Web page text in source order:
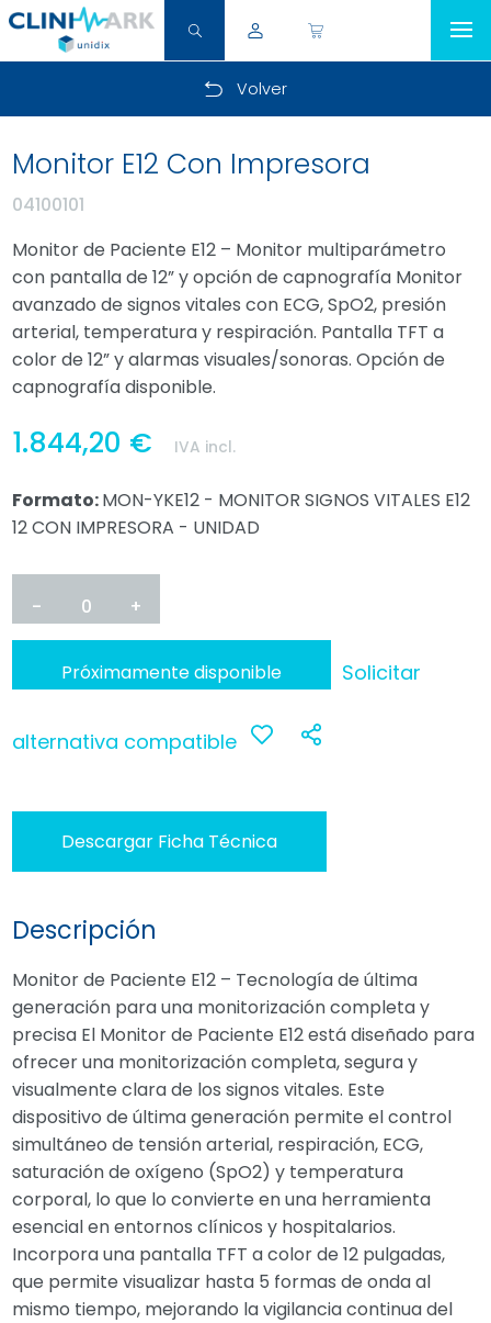
Volver
Monitor E12 Con Impresora
04100101
Monitor de Paciente E12 – Monitor multiparámetro
con pantalla de 12” y opción de capnografía Monitor
avanzado de signos vitales con ECG, SpO2, presión
arterial, temperatura y respiración. Pantalla TFT a
color de 12” y alarmas visuales/sonoras. Opción de
capnografía disponible.
1.844,20 € IVA incl.
Formato:MON-YKE12 - MONITOR SIGNOS VITALES E12
12 CON IMPRESORA - UNIDAD
- 0 +
Próximamente disponible Solicitar
alternativa compatible
a
favoritos
Descargar Ficha Técnica
Descripción
Monitor de Paciente E12 – Tecnología de última
generación para una monitorización completa y
precisa El Monitor de Paciente E12 está diseñado para
ofrecer una monitorización completa, segura y
visualmente clara de los signos vitales. Este
dispositivo de última generación permite el control
simultáneo de tensión arterial, respiración, ECG,
saturación de oxígeno (SpO2) y temperatura
corporal, lo que lo convierte en una herramienta
esencial en entornos clínicos y hospitalarios.
Incorpora una pantalla TFT a color de 12 pulgadas,
que permite visualizar hasta 5 formas de onda al
mismo tiempo, mejorando la vigilancia continua del